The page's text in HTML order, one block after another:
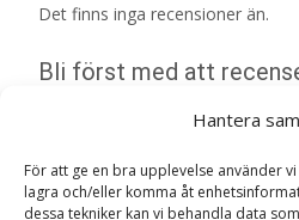
Hantera
För att ge en bra upplevelse använder
lagra och/eller komma åt
dessa tekniker kan vi behandla data
Det finns inga recensioner än.
Bli först med att
Din e-postadress kommer inte
är märkta
Ditt betyg *